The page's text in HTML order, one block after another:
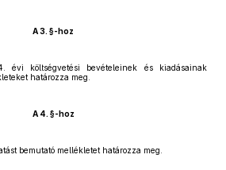
A 3. §-hoz
évi költségvetési bevételeinek és kiadásainak
határozza meg.
A 4. §-hoz
bemutató mellékletet határozza meg.